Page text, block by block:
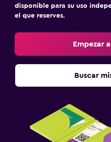
disponible para su uso
el que reserves.
Empezar
Buscar